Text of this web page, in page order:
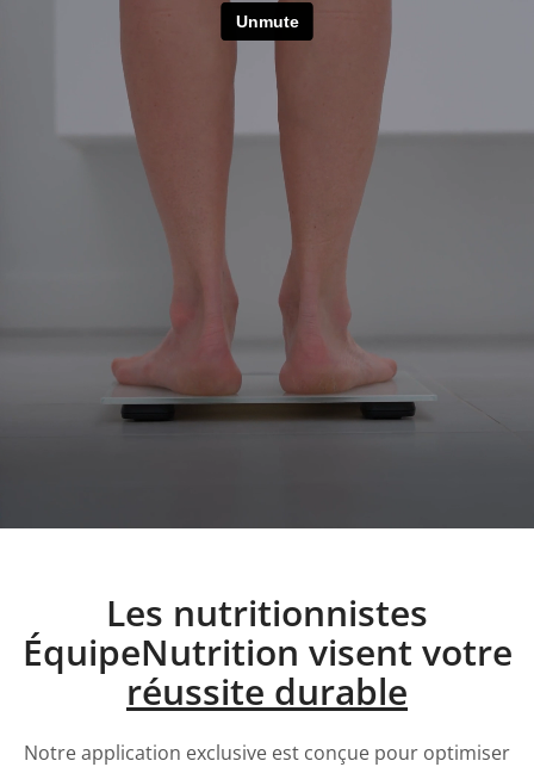
Les nutritionnistes
ÉquipeNutrition visent votre
réussite durable
Notre application exclusive est conçue pour optimiser